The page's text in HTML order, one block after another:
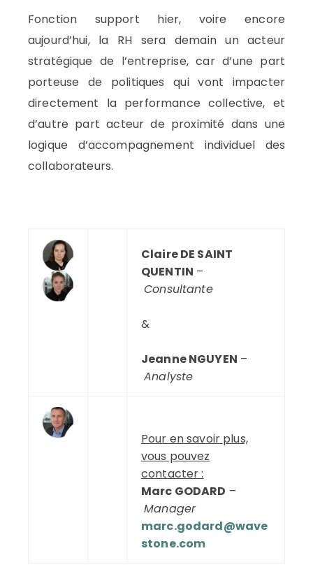
Fonction support hier, voire encore
aujourd’hui, la RH sera demain un acteur
stratégique de l’entreprise, car d’une part
porteuse de politiques qui vont impacter
directement la performance collective, et
d’autre part acteur de proximité dans une
logique d’accompagnement individuel des
collaborateurs.
Claire DE SAINT
QUENTIN –
Consultante
&
Jeanne NGUYEN –
Analyste
Pour en savoir plus,
vous pouvez
contacter :
Marc GODARD –
Manager
marc.godard@wave
stone.com